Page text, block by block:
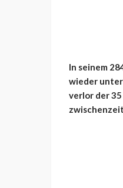
In seinem
wieder
verlor der